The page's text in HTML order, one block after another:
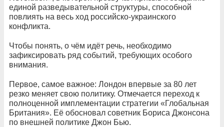
единой разведывательной структуры, способной
повлиять на весь ход российско-украинского
конфликта.
Чтобы понять, о чём идёт речь, необходимо
зафиксировать ряд событий, требующих особого
внимания.
Первое, самое важное: Лондон впервые за 80 лет
резко меняет свою политику. Отмечается переход к
полноценной имплементации стратегии «Глобальная
Британия». Её обосновал советник Бориса Джонсона
по внешней политике Джон Бью.